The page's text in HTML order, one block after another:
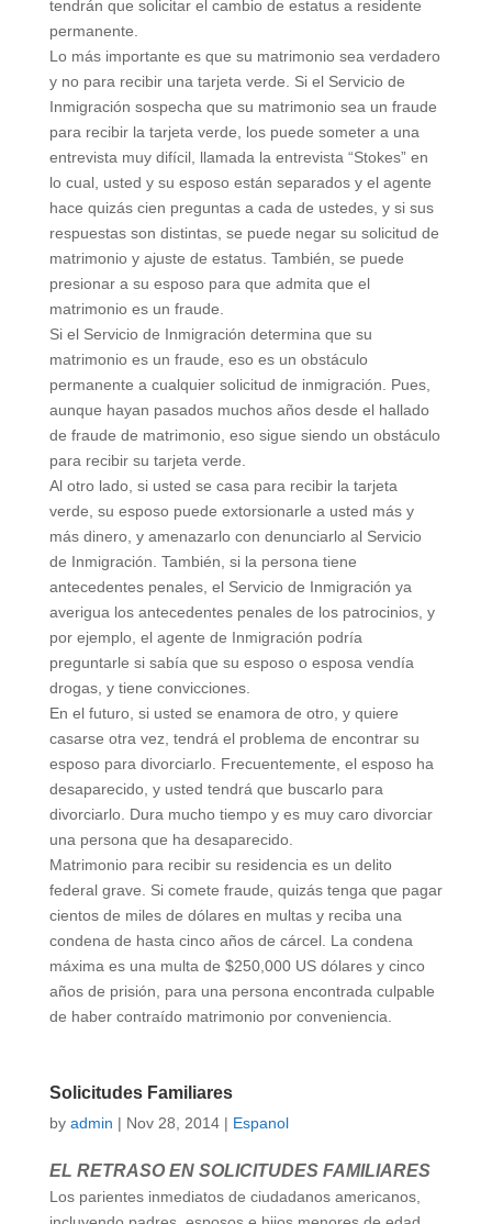
tendrán que solicitar el cambio de estatus a residente
permanente.
Lo más importante es que su matrimonio sea verdadero
y no para recibir una tarjeta verde. Si el Servicio de
Inmigración sospecha que su matrimonio sea un fraude
para recibir la tarjeta verde, los puede someter a una
entrevista muy difícil, llamada la entrevista “Stokes” en
lo cual, usted y su esposo están separados y el agente
hace quizás cien preguntas a cada de ustedes, y si sus
respuestas son distintas, se puede negar su solicitud de
matrimonio y ajuste de estatus. También, se puede
presionar a su esposo para que admita que el
matrimonio es un fraude.
Si el Servicio de Inmigración determina que su
matrimonio es un fraude, eso es un obstáculo
permanente a cualquier solicitud de inmigración. Pues,
aunque hayan pasados muchos años desde el hallado
de fraude de matrimonio, eso sigue siendo un obstáculo
para recibir su tarjeta verde.
Al otro lado, si usted se casa para recibir la tarjeta
verde, su esposo puede extorsionarle a usted más y
más dinero, y amenazarlo con denunciarlo al Servicio
de Inmigración. También, si la persona tiene
antecedentes penales, el Servicio de Inmigración ya
averigua los antecedentes penales de los patrocinios, y
por ejemplo, el agente de Inmigración podría
preguntarle si sabía que su esposo o esposa vendía
drogas, y tiene convicciones.
En el futuro, si usted se enamora de otro, y quiere
casarse otra vez, tendrá el problema de encontrar su
esposo para divorciarlo. Frecuentemente, el esposo ha
desaparecido, y usted tendrá que buscarlo para
divorciarlo. Dura mucho tiempo y es muy caro divorciar
una persona que ha desaparecido.
Matrimonio para recibir su residencia es un delito
federal grave. Si comete fraude, quizás tenga que pagar
cientos de miles de dólares en multas y reciba una
condena de hasta cinco años de cárcel. La condena
máxima es una multa de $250,000 US dólares y cinco
años de prisión, para una persona encontrada culpable
de haber contraído matrimonio por conveniencia.
Solicitudes Familiares
by admin | Nov 28, 2014| Espanol
EL RETRASO EN SOLICITUDES FAMILIARES
Los parientes inmediatos de ciudadanos americanos,